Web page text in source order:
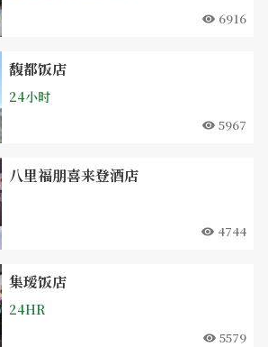
6916
馥都饭店
24小时
5967
八里福朋喜来登酒店
4744
集瑷饭店
24HR
5579